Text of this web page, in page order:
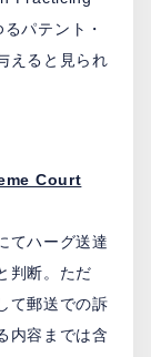
パテント・
えると見られ
Court
てハーグ送達
判断。ただ
て郵送での訴
内容までは含